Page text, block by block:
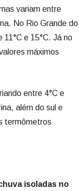
variam entre
No Rio Grande do
e 15°C. Já no
máximos
entre 4°C e
além do sul e
termômetros
isoladas no